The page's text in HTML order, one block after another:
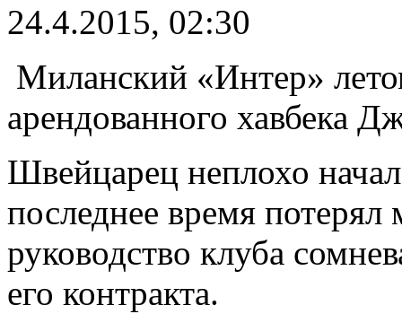
24.4.2015, 02:30
Миланский «Интер»
арендованного хавбека
Швейцарец неплохо
последнее время потерял
руководство клуба
его контракта.